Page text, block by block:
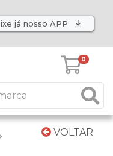
já nosso APP
0
VOLTAR